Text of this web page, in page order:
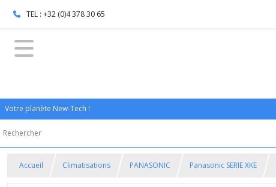
TEL : +32 (0)4 378 30 65
Votre planète New-Tech !
Accueil Climatisations PANASONIC Panasonic SERIE XKE